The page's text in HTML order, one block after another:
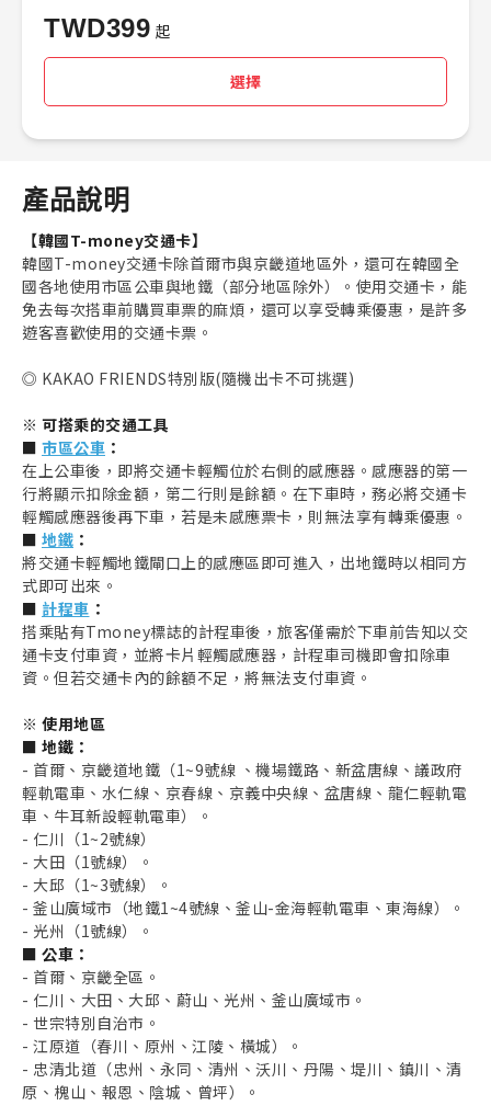
TWD399 起
選擇
產品說明
【韓國T-money交通卡】
韓國T-money交通卡除首爾市與京畿道地區外，還可在韓國全
國各地使用市區公車與地鐵（部分地區除外）。使用交通卡，能
免去每次搭車前購買車票的麻煩，還可以享受轉乘優惠，是許多
遊客喜歡使用的交通卡票。
◎ KAKAO FRIENDS特別版(隨機出卡不可挑選)
※ 可搭乘的交通工具
■ 市區公車 ：
在上公車後，即將交通卡輕觸位於右側的感應器。感應器的第一
行將顯示扣除金額，第二行則是餘額。在下車時，務必將交通卡
輕觸感應器後再下車，若是未感應票卡，則無法享有轉乘優惠。
■ 地鐵 ：
將交通卡輕觸地鐵閘口上的感應區即可進入，出地鐵時以相同方
式即可出來。
■ 計程車 ：
搭乘貼有Tmoney標誌的計程車後，旅客僅需於下車前告知以交
通卡支付車資，並將卡片輕觸感應器，計程車司機即會扣除車
資。但若交通卡內的餘額不足，將無法支付車資。
※ 使用地區
■ 地鐵：
- 首爾、京畿道地鐵（1~9號線 、機場鐵路、新盆唐線、議政府
輕軌電車、水仁線、京春線、京義中央線、盆唐線、龍仁輕軌電
車、牛耳新設輕軌電車）。
- 仁川（1~2號線）
- 大田（1號線）。
- 大邱（1~3號線）。
- 釜山廣域市（地鐵1~4號線、釜山-金海輕軌電車、東海線）。
- 光州（1號線）。
■ 公車：
- 首爾、京畿全區。
- 仁川、大田、大邱、蔚山、光州、釜山廣域市。
- 世宗特別自治市。
- 江原道（春川、原州、江陵、橫城）。
- 忠清北道（忠州、永同、清州、沃川、丹陽、堤川、鎮川、清
原、槐山、報恩、陰城、曾坪）。